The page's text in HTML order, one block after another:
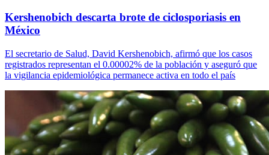
Kershenobich descarta brote de ciclosporiasis en
México
El secretario de Salud, David Kershenobich, afirmó que los casos
registrados representan el 0.00002% de la población y aseguró que
la vigilancia epidemiológica permanece activa en todo el país